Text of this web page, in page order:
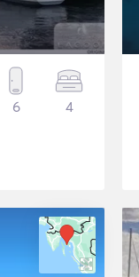
6 4